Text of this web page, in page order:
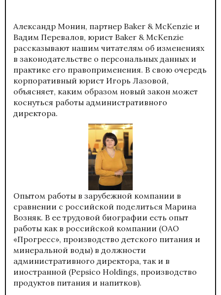
Александр Монин, партнер Baker & McKenzie и
Вадим Перевалов, юрист Baker & McKenzie
рассказывают нашим читателям об изменениях
в законодательстве о персональных данных и
практике его правоприменения. В свою очередь
корпоративный юрист Игорь Лазовой,
объясняет, каким образом новый закон может
коснуться работы административного
директора.
Опытом работы в зарубежной компании в
сравнении с российской поделиться Марина
Возняк. В ее трудовой биографии есть опыт
работы как в российской компании (ОАО
«Прогресс», производство детского питания и
минеральной воды) в должности
административного директора, так и в
иностранной (Pepsico Holdings, производство
продуктов питания и напитков).